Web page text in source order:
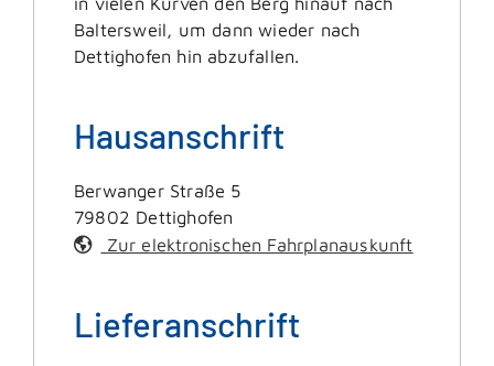
Baltersweil, um dann wieder nach
Dettighofen hin abzufallen.
Hausanschrift
Berwanger Straße 5
79802 Dettighofen
Zur elektronischen Fahrplanauskunft
Lieferanschrift